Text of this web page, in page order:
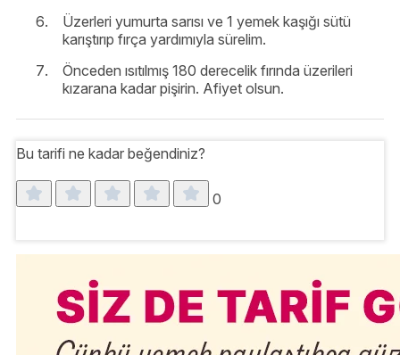
Üzerleri yumurta sarısı ve 1 yemek kaşığı sütü
karıştırıp fırça yardımıyla sürelim.
Önceden ısıtılmış 180 derecelik fırında üzerileri
kızarana kadar pişirin. Afiyet olsun.
Bu tarifi ne kadar beğendiniz?
0